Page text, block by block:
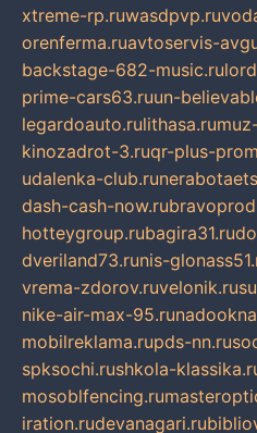
xtreme-rp.ruwasdpvp.ru
orenferma.ruavtoservis-
backstage-682-music.ru
prime-cars63.ruun-
legardoauto.rulithasa.ru
kinozadrot-3.ruqr-plus-
udalenka-club.ru
dash-cash-now.ru
hotteygroup.rubagira31.ru
dveriland73.runis-
vrema-zdorov.ruvelonik.ru
nike-air-max-95.ru
mobilreklama.rupds-nn.ru
spksochi.rushkola-
mosoblfencing.ru
iration.rudevanagari.ru